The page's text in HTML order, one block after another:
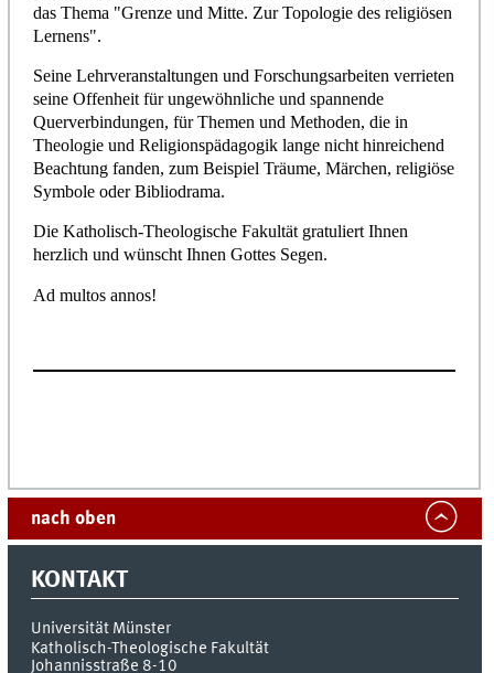
das Thema "Grenze und Mitte. Zur Topologie des religiösen
Lernens".
Seine Lehrveranstaltungen und Forschungsarbeiten verrieten
seine Offenheit für ungewöhnliche und spannende
Querverbindungen, für Themen und Methoden, die in
Theologie und Religionspädagogik lange nicht hinreichend
Beachtung fanden, zum Beispiel Träume, Märchen, religiöse
Symbole oder Bibliodrama.
Die Katholisch-Theologische Fakultät gratuliert Ihnen
herzlich und wünscht Ihnen Gottes Segen.
Ad multos annos!
nach oben
KONTAKT
Universität Münster
Katholisch-Theologische Fakultät
Johannisstraße 8-10